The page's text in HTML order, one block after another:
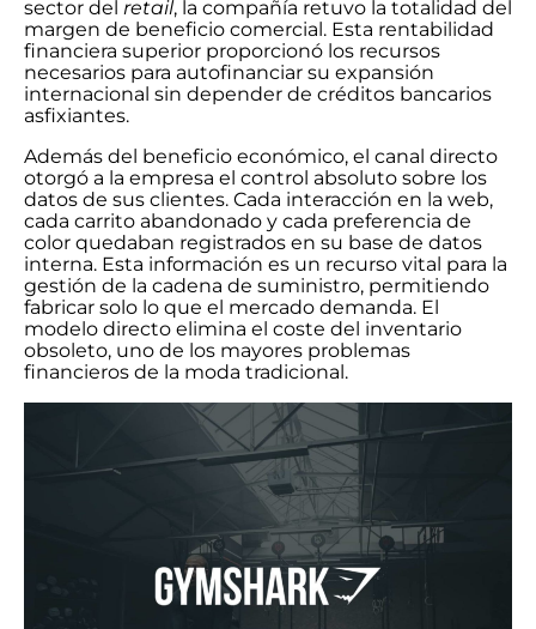
sector del retail, la compañía retuvo la totalidad del
margen de beneficio comercial. Esta rentabilidad
financiera superior proporcionó los recursos
necesarios para autofinanciar su expansión
internacional sin depender de créditos bancarios
asfixiantes.
Además del beneficio económico, el canal directo
otorgó a la empresa el control absoluto sobre los
datos de sus clientes. Cada interacción en la web,
cada carrito abandonado y cada preferencia de
color quedaban registrados en su base de datos
interna. Esta información es un recurso vital para la
gestión de la cadena de suministro, permitiendo
fabricar solo lo que el mercado demanda. El
modelo directo elimina el coste del inventario
obsoleto, uno de los mayores problemas
financieros de la moda tradicional.